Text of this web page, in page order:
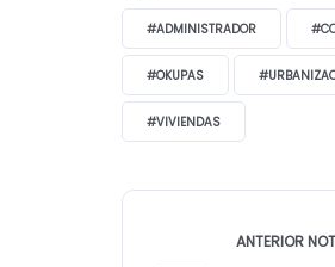
#ADMINISTRADOR
#OKUPAS
#VIVIENDAS
ANTERIOR